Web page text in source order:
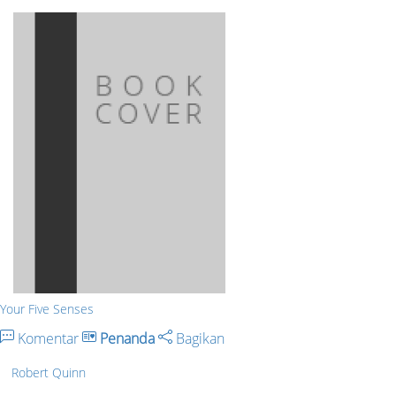
Your Five Senses
Komentar Penanda Bagikan
Robert Quinn